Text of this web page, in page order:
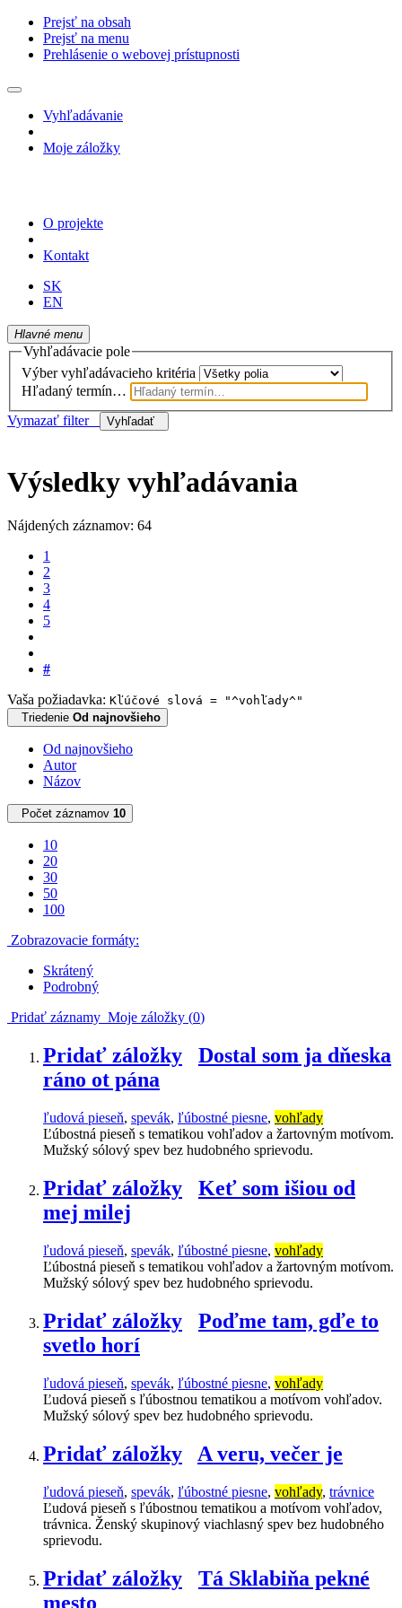
Prejsť na obsah
Prejsť na menu
Prehlásenie o webovej prístupnosti
Vyhľadávanie
Moje záložky
O projekte
Kontakt
SK
EN
Hlavné menu
Vyhľadávacie pole
Výber vyhľadávacieho kritéria
Hľadaný termín…
Vymazať filter
Vyhľadať
Výsledky vyhľadávania
Nájdených záznamov: 64
1
2
3
4
5
#
Vaša požiadavka: Kľúčové slová = "^vohľady^"
Triedenie Od najnovšieho
Od najnovšieho
Autor
Názov
Počet záznamov 10
10
20
30
50
100
Zobrazovacie formáty:
Skrátený
Podrobný
Pridať záznamy Moje záložky (0)
Pridať záložky
Dostal som ja dňeska
ráno ot pána
ľudová pieseň, spevák, ľúbostné piesne, vohľady
Ľúbostná pieseň s tematikou vohľadov a žartovným motívom.
Mužský sólový spev bez hudobného sprievodu.
Pridať záložky
Keť som išiou od
mej milej
ľudová pieseň, spevák, ľúbostné piesne, vohľady
Ľúbostná pieseň s tematikou vohľadov a žartovným motívom.
Mužský sólový spev bez hudobného sprievodu.
Pridať záložky
Poďme tam, gďe to
svetlo horí
ľudová pieseň, spevák, ľúbostné piesne, vohľady
Ľudová pieseň s ľúbostnou tematikou a motívom vohľadov.
Mužský sólový spev bez hudobného sprievodu.
Pridať záložky A veru, večer je
ľudová pieseň, spevák, ľúbostné piesne, vohľady, trávnice
Ľudová pieseň s ľúbostnou tematikou a motívom vohľadov,
trávnica. Ženský skupinový viachlasný spev bez hudobného
sprievodu.
Pridať záložky
Tá Sklabiňa pekné
mesto